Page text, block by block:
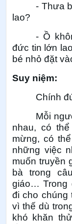
- Thưa
lao?
- Ồ
đức tin lớn
bé nhỏ đặt
Suy niệm:
Chính
Mỗi
nhau, có
mừng, có
những việc
muốn truyền
bà trong
giáo… Trong
đi cho chúng
vì thế dù
khó khăn